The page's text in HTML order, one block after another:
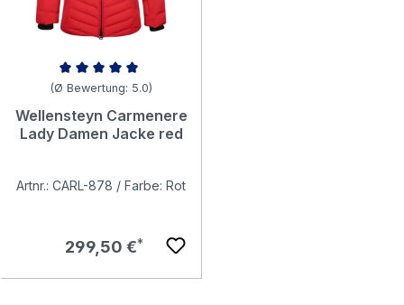
Durchschnittliche Bewertung von 5 von 5 Sternen
(Ø Bewertung: 5.0)
Wellensteyn Carmenere
Lady Damen Jacke red
Artnr.: CARL-878 / Farbe: Rot
Regulärer Preis:
299,50 €